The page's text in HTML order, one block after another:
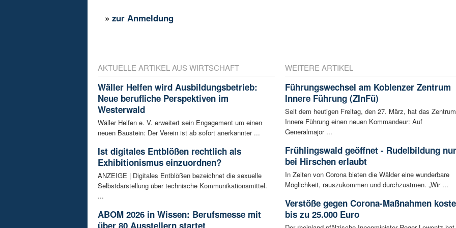
»zur Anmeldung
AKTUELLE ARTIKEL AUS WIRTSCHAFT
Wäller Helfen wird Ausbildungsbetrieb:
Neue berufliche Perspektiven im
Westerwald
Wäller Helfen e. V. erweitert sein Engagement um einen
neuen Baustein: Der Verein ist ab sofort anerkannter ...
Ist digitales Entblößen rechtlich als
Exhibitionismus einzuordnen?
ANZEIGE | Digitales Entblößen bezeichnet die sexuelle
Selbstdarstellung über technische Kommunikationsmittel.
...
ABOM 2026 in Wissen: Berufsmesse mit
über 80 Ausstellern startet
WEITERE ARTIKEL
Führungswechsel am Koblenzer Zentrum
Innere Führung (ZInFü)
Seit dem heutigen Freitag, den 27. März, hat das Zentrum
Innere Führung einen neuen Kommandeur: Auf
Generalmajor ...
Frühlingswald geöffnet - Rudelbildung nur
bei Hirschen erlaubt
In Zeiten von Corona bieten die Wälder eine wunderbare
Möglichkeit, rauszukommen und durchzuatmen. „Wir ...
Verstöße gegen Corona-Maßnahmen
bis zu 25.000 Euro